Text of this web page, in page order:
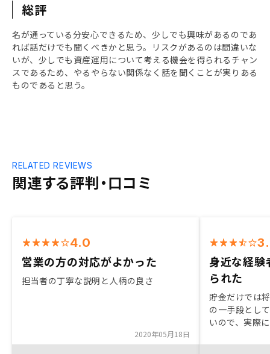
総評
名が通っている分安心できるため、少しでも興味があるのであ
れば話だけでも聞くべきかと思う。リスクがあるのは間違いな
いが、少しでも資産運用について考える機会を得られるチャン
スであるため、やるやらない関係なく話を聞くことが実りある
ものであると思う。
関連する評判・口コミ
RELATED REVIEWS
4.0
営業の方の対応がよかった
担当者の丁寧な説明と人柄の良さ
2020年05月18日
身近な経験
られた
貯金だけでは
の一手段とし
いので、実際
すめされたこ